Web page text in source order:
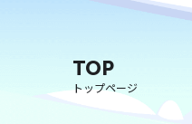
TOP
トップページ